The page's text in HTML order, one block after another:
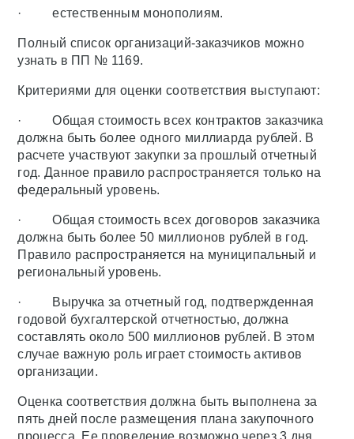
· естественным монополиям.
Полный список организаций-заказчиков можно
узнать в ПП № 1169.
Критериями для оценки соответствия выступают:
· Общая стоимость всех контрактов заказчика
должна быть более одного миллиарда рублей. В
расчете участвуют закупки за прошлый отчетный
год. Данное правило распространяется только на
федеральный уровень.
· Общая стоимость всех договоров заказчика
должна быть более 50 миллионов рублей в год.
Правило распространяется на муниципальный и
региональный уровень.
· Выручка за отчетный год, подтвержденная
годовой бухгалтерской отчетностью, должна
составлять около 500 миллионов рублей. В этом
случае важную роль играет стоимость активов
организации.
Оценка соответствия должна быть выполнена за
пять дней после размещения плана закупочного
процесса. Ее проведение возможно через 3 дня